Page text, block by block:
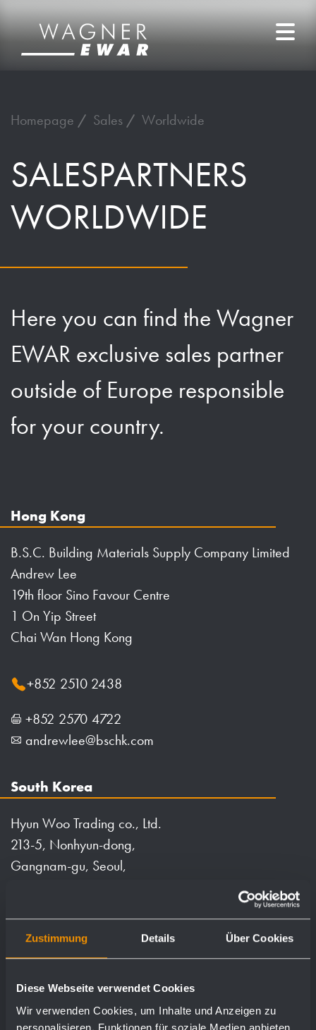
Zustimmung Details Über Cookies
Diese Webseite verwendet Cookies
Wir verwenden Cookies, um Inhalte und Anzeigen zu
personalisieren, Funktionen für soziale Medien anbieten
Homepage Sales Worldwide
SALESPARTNERS
WORLDWIDE
Here you can find the Wagner
EWAR exclusive sales partner
outside of Europe responsible
for your country.
Hong Kong
B.S.C. Building Materials Supply Company Limited
Andrew Lee
19th floor Sino Favour Centre
1 On Yip Street
Chai Wan Hong Kong
+852 2510 2438
+852 2570 4722
andrewlee@bschk.com
South Korea
Hyun Woo Trading co., Ltd.
213-5, Nonhyun-dong,
Gangnam-gu, Seoul,
+82 2 547 3522
hyunwookr@hotmail.com